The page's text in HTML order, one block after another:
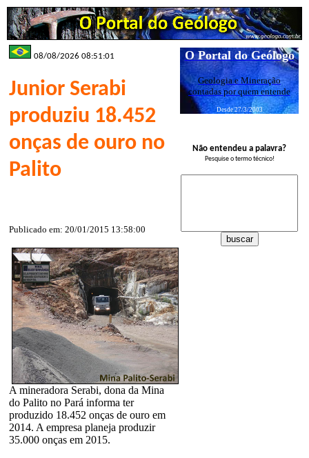
08/08/2026 08:51:01
Junior Serabi
produziu 18.452
onças de ouro no
Palito
Publicado em: 20/01/2015 13:58:00
A mineradora Serabi, dona da Mina
do Palito no Pará informa ter
produzido 18.452 onças de ouro em
2014. A empresa planeja produzir
35.000 onças em 2015.
O Portal do Geólogo
Geologia e Mineração
contadas por quem entende
Desde 27/3/2003
Não entendeu a palavra?
Pesquise o termo técnico!